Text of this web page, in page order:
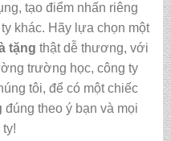
tạo điểm nhấn riêng
khác. Hãy lựa chọn một
tặng thật dễ thương, với
trường học, công ty
tôi, để có một chiếc
đúng theo ý bạn và mọi